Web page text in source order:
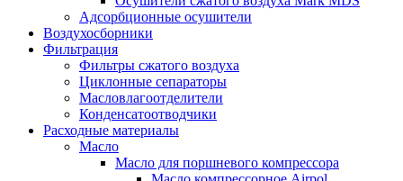
Адсорбционные осушители
Воздухосборники
Фильтрация
Фильтры сжатого воздуха
Циклонные сепараторы
Масловлагоотделители
Конденсатоотводчики
Расходные материалы
Масло
Масло для поршневого компрессора